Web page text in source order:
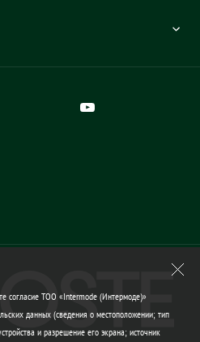
согласие ТОО «Intermode (Интермоде)»
данных (сведения о местоположении; тип
и разрешение его экрана; источник